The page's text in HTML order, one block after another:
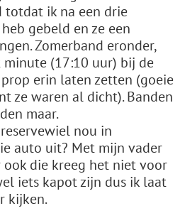
totdat ik na een drie
gebeld en ze een
Zomerband eronder,
(17:10 uur) bij de
erin laten zetten (goeie
ze waren al dicht). Banden
maar.
nou in
auto uit? Met mijn vader
ook die kreeg het niet voor
iets kapot zijn dus ik laat
kijken.